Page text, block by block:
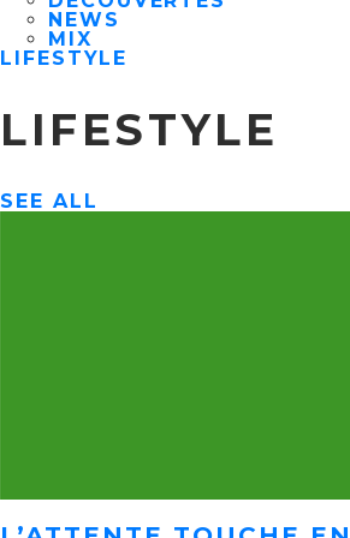
NEWS
MIX
LIFESTYLE
LIFESTYLE
SEE ALL